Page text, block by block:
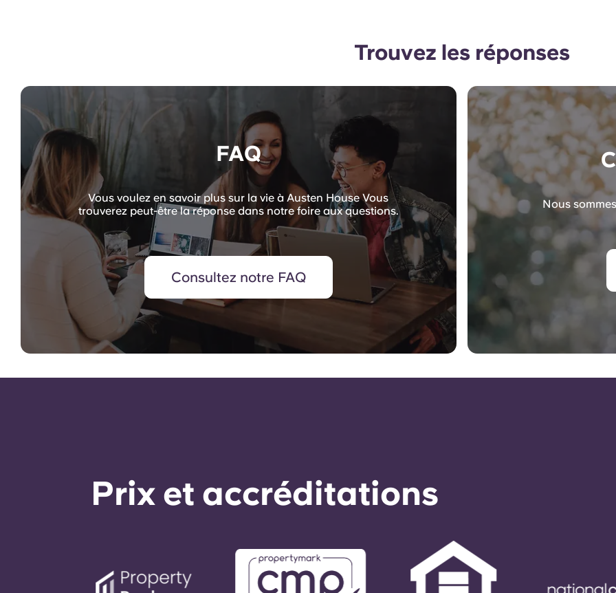
Trouvez les réponses
FAQ
Vous voulez en savoir plus sur la vie à Austen House Vous
trouverez peut-être la réponse dans notre foire aux questions.
Consultez notre FAQ
Nous
Prix ​​et accréditations